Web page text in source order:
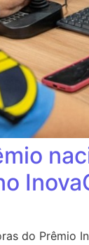
do Prêmio